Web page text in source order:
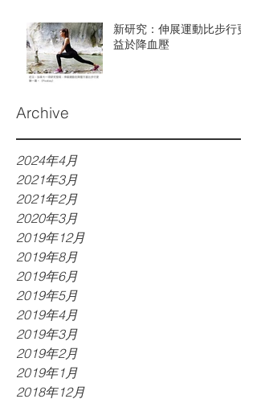
新研究：伸展運動比步行更
益於降血壓
Archive
2024年4月
2021年3月
2021年2月
2020年3月
2019年12月
2019年8月
2019年6月
2019年5月
2019年4月
2019年3月
2019年2月
2019年1月
2018年12月